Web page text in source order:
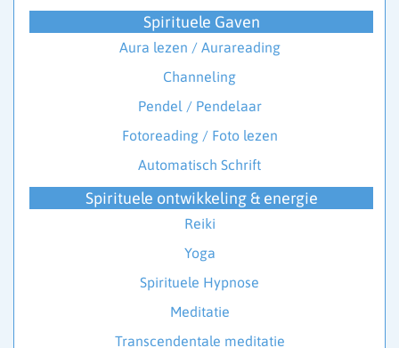
Spirituele Gaven
Aura lezen / Aurareading
Channeling
Pendel / Pendelaar
Fotoreading / Foto lezen
Automatisch Schrift
Spirituele ontwikkeling & energie
Reiki
Yoga
Spirituele Hypnose
Meditatie
Transcendentale meditatie